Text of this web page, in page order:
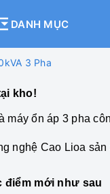
DANH MỤC
3 Pha
kho!
máy ổn áp 3 pha
nghệ Cao Lioa
điểm mới như sau